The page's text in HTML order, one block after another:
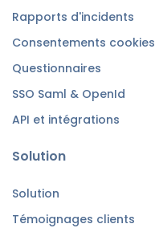
Rapports d'incidents
Consentements cookies
Questionnaires
SSO Saml & OpenId
API et intégrations
Solution
Solution
Témoignages clients